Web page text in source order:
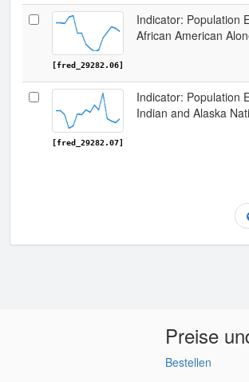
[fred_29282.06]
Indicator: Population
African American
[fred_29282.07]
Indicator: Population
Indian and Alaska
Preise
Bestellen